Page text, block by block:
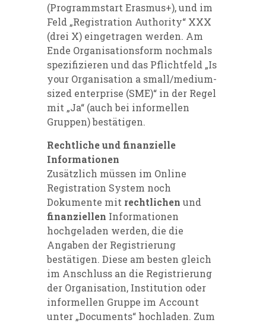
(Programmstart Erasmus+), und im
Feld „Registration Authority“ XXX
(drei X) eingetragen werden. Am
Ende Organisationsform nochmals
spezifizieren und das Pflichtfeld „Is
your Organisation a small/medium-
sized enterprise (SME)“ in der Regel
mit „Ja“ (auch bei informellen
Gruppen) bestätigen.
Rechtliche und finanzielle
Informationen
Zusätzlich müssen im Online
Registration System noch
Dokumente mit rechtlichen und
finanziellen Informationen
hochgeladen werden, die die
Angaben der Registrierung
bestätigen. Diese am besten gleich
im Anschluss an die Registrierung
der Organisation, Institution oder
informellen Gruppe im Account
unter „Documents“ hochladen. Zum